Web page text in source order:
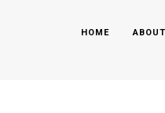
HOME ABOUT